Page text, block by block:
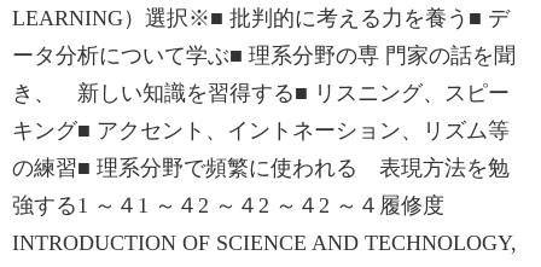
LEARNING）選択※■ 批判的に考える力を養う■ デ
ータ分析について学ぶ■ 理系分野の専 門家の話を聞
き、 新しい知識を習得する■ リスニング、スピー
キング■ アクセント、イントネーション、リズム等
の練習■ 理系分野で頻繁に使われる 表現方法を勉
強する1 ～４1 ～４2 ～４2 ～４2 ～４履修度
INTRODUCTION OF SCIENCE AND TECHNOLOGY,